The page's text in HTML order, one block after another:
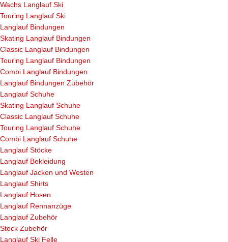
Wachs Langlauf Ski
Touring Langlauf Ski
Langlauf Bindungen
Skating Langlauf Bindungen
Classic Langlauf Bindungen
Touring Langlauf Bindungen
Combi Langlauf Bindungen
Langlauf Bindungen Zubehör
Langlauf Schuhe
Skating Langlauf Schuhe
Classic Langlauf Schuhe
Touring Langlauf Schuhe
Combi Langlauf Schuhe
Langlauf Stöcke
Langlauf Bekleidung
Langlauf Jacken und Westen
Langlauf Shirts
Langlauf Hosen
Langlauf Rennanzüge
Langlauf Zubehör
Stock Zubehör
Langlauf Ski Felle